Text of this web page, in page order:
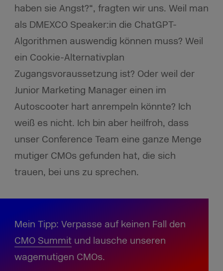
haben sie Angst?“, fragten wir uns. Weil man
als DMEXCO Speaker:in die ChatGPT-
Algorithmen auswendig können muss? Weil
ein Cookie-Alternativplan
Zugangsvoraussetzung ist? Oder weil der
Junior Marketing Manager einen im
Autoscooter hart anrempeln könnte? Ich
weiß es nicht. Ich bin aber heilfroh, dass
unser Conference Team eine ganze Menge
mutiger CMOs gefunden hat, die sich
trauen, bei uns zu sprechen.
Mein Tipp: Verpasse auf keinen Fall den
CMO Summitund lausche unseren
wagemutigen CMOs.